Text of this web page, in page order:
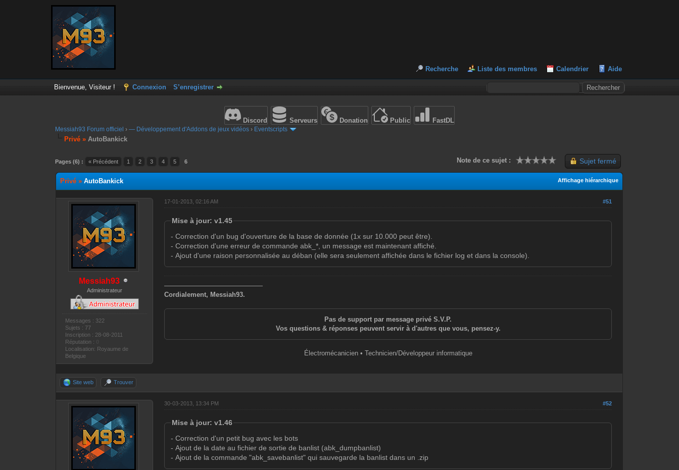
Recherche Liste des membres Calendrier Aide
Bienvenue, Visiteur ! Connexion S’enregistrer
Discord Serveurs Donation Public FastDL
Messiah93 Forum officiel ›— Développement d'Addons de jeux vidéos › Eventscripts
Privé » AutoBankick
Pages (6) : « Précédent 1 2 3 4 5 6 Sujet fermé
Note de ce sujet :
Moyenne : 0 (0 vote(s))
Affichage hiérarchique
Privé » AutoBankick
Messiah93
Administrateur
Messages : 322
Sujets : 77
Inscription : 28-08-2011
Réputation :
Localisation: Royaume de
Belgique
#51
17-01-2013, 02:16 AM
Mise à jour: v1.45
- Correction d'un bug d'ouverture de la base de donnée (1x sur 10.000 peut être).
- Correction d'une erreur de commande abk_*, un message est maintenant affiché.
- Ajout d'une raison personnalisée au déban (elle sera seulement affichée dans le fichier log et dans la console).
———————————————
Cordialement, Messiah93.
Pas de support par message privé S.V.P.
Vos questions & réponses peuvent servir à d'autres que vous, pensez-y.
Électromécanicien • Technicien/Développeur informatique
Site web Trouver
#52
30-03-2013, 13:34 PM
Mise à jour: v1.46
- Correction d'un petit bug avec les bots
- Ajout de la date au fichier de sortie de banlist (abk_dumpbanlist)
- Ajout de la commande "abk_savebanlist" qui sauvegarde la banlist dans un .zip